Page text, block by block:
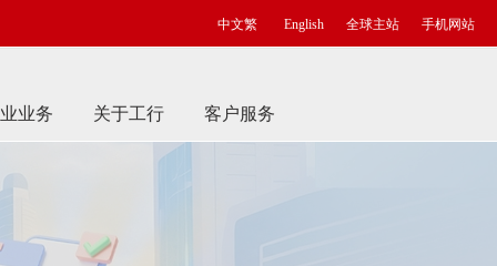
中文繁 English 全球主站 手机网站
业务 关于工行 客户服务